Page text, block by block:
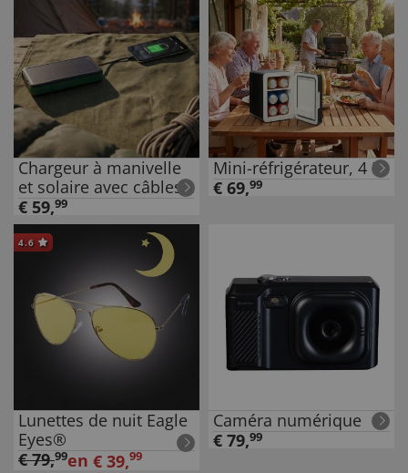
Chargeur à manivelle
et solaire avec câbles
intégrés
€ 59,99
Mini-réfrigérateur, 4 L
€ 69,99
4.6
Lunettes de nuit Eagle
Eyes®
€79,99en € 39,99
Caméra numérique
€ 79,99